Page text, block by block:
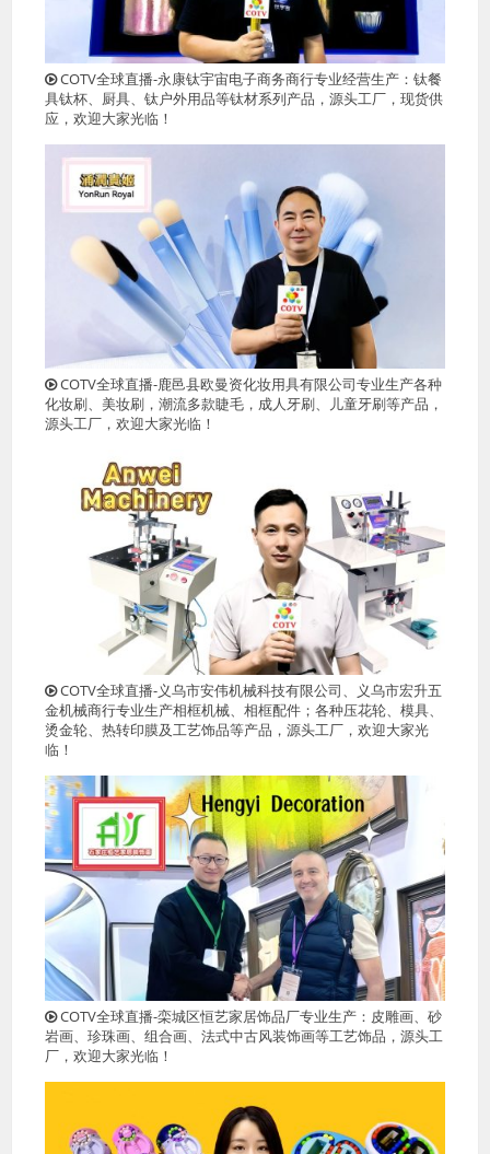
COTV全球直播-永康钛宇宙电子商务商行专业经营生产：钛餐
具钛杯、厨具、钛户外用品等钛材系列产品，源头工厂，现货供
应，欢迎大家光临！
COTV全球直播-鹿邑县欧曼资化妆用具有限公司专业生产各种
化妆刷、美妆刷，潮流多款睫毛，成人牙刷、儿童牙刷等产品，
源头工厂，欢迎大家光临！
COTV全球直播-义乌市安伟机械科技有限公司、义乌市宏升五
金机械商行专业生产相框机械、相框配件；各种压花轮、模具、
烫金轮、热转印膜及工艺饰品等产品，源头工厂，欢迎大家光
临！
COTV全球直播-栾城区恒艺家居饰品厂专业生产：皮雕画、砂
岩画、珍珠画、组合画、法式中古风装饰画等工艺饰品，源头工
厂，欢迎大家光临！